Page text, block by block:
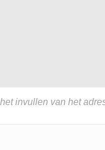
invullen van het